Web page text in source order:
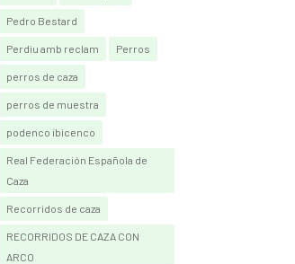
Pedro Bestard
Perdiu amb reclam Perros
perros de caza
perros de muestra
podenco ibicenco
Real Federación Española de
Caza
Recorridos de caza
RECORRIDOS DE CAZA CON
ARCO